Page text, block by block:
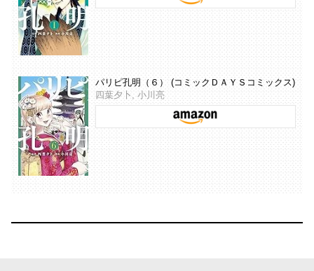
パリピ孔明（６） (コミックＤＡＹＳコミックス)
四葉夕卜, 小川亮